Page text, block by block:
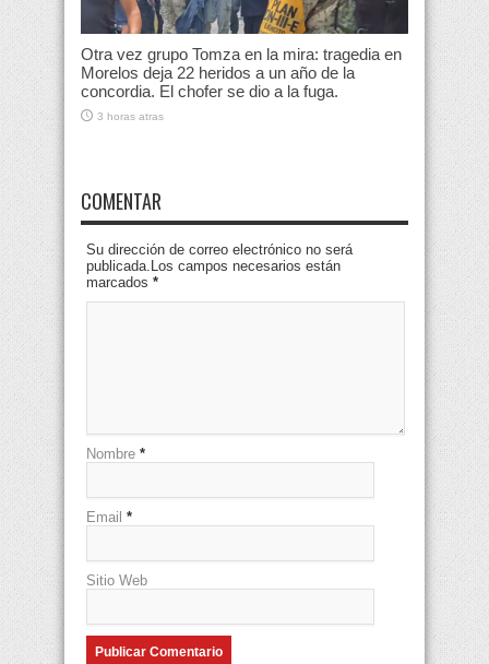
Otra vez grupo Tomza en la mira: tragedia en
Morelos deja 22 heridos a un año de la
concordia. El chofer se dio a la fuga.
3 horas atras
COMENTAR
Su dirección de correo electrónico no será
publicada.Los campos necesarios están
marcados *
Nombre *
Email *
Sitio Web